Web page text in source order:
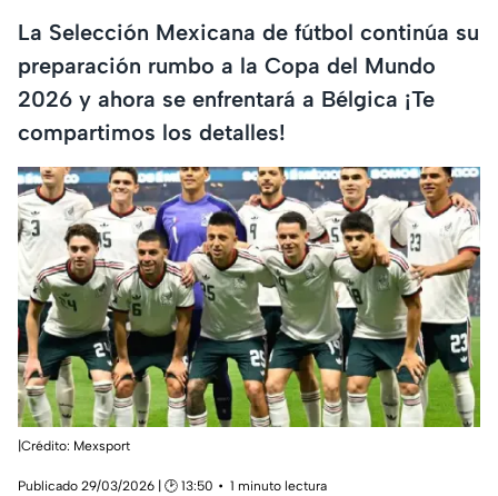
La Selección Mexicana de fútbol continúa su
preparación rumbo a la Copa del Mundo
2026 y ahora se enfrentará a Bélgica ¡Te
compartimos los detalles!
|Crédito: Mexsport
Publicado 29/03/2026 | 🕑 13:50
1 minuto lectura